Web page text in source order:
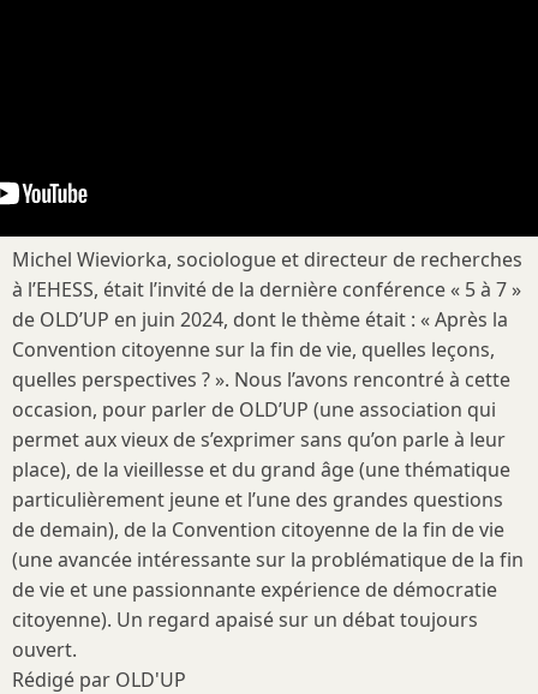
Michel Wieviorka, sociologue et directeur de recherches
à l’EHESS, était l’invité de la dernière conférence « 5 à 7 »
de OLD’UP en juin 2024, dont le thème était : « Après la
Convention citoyenne sur la fin de vie, quelles leçons,
quelles perspectives ? ». Nous l’avons rencontré à cette
occasion, pour parler de OLD’UP (une association qui
permet aux vieux de s’exprimer sans qu’on parle à leur
place), de la vieillesse et du grand âge (une thématique
particulièrement jeune et l’une des grandes questions
de demain), de la Convention citoyenne de la fin de vie
(une avancée intéressante sur la problématique de la fin
de vie et une passionnante expérience de démocratie
citoyenne). Un regard apaisé sur un débat toujours
ouvert.
Rédigé par OLD'UP